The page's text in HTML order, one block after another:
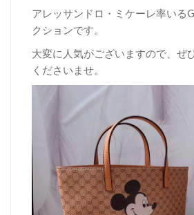
アレッサンドロ・ミケーレ率いる
クションです。
大変に人気がございますので、ぜ
くださいませ。